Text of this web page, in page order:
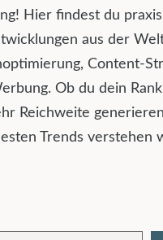
Hier findest du
aus der
Content-
Ob du dein
Reichweite
Trends verstehen